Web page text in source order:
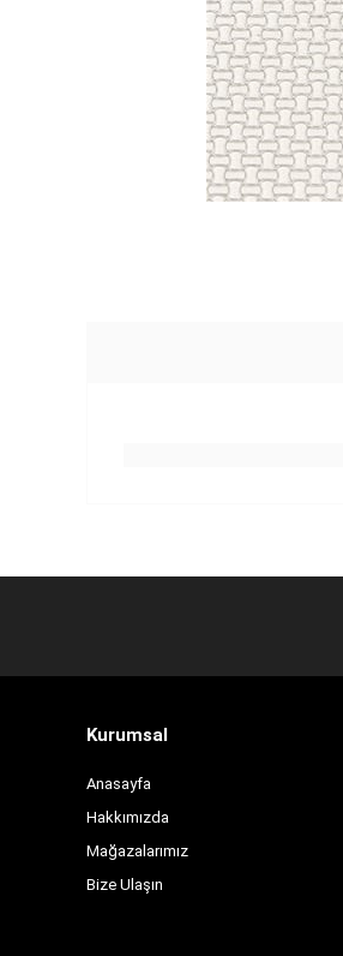
Kurumsal
Anasayfa
Hakkımızda
Mağazalarımız
Bize Ulaşın